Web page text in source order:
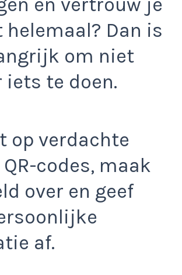
en vertrouw je
helemaal? Dan is
om niet
iets te doen.
op verdachte
codes, maak
over en geef
af.